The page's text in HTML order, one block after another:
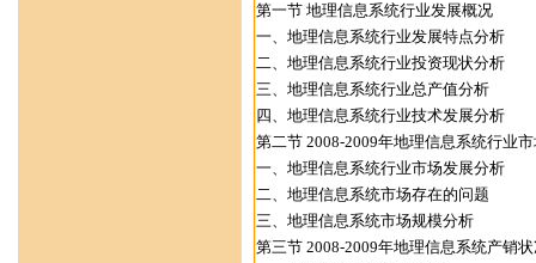
第一节 地理信息系统行业发展概况
一、地理信息系统行业发展特点分析
二、地理信息系统行业投资现状分析
三、地理信息系统行业总产值分析
四、地理信息系统行业技术发展分析
第二节 2008-2009年地理信息系统行业
一、地理信息系统行业市场发展分析
二、地理信息系统市场存在的问题
三、地理信息系统市场规模分析
第三节 2008-2009年地理信息系统产销